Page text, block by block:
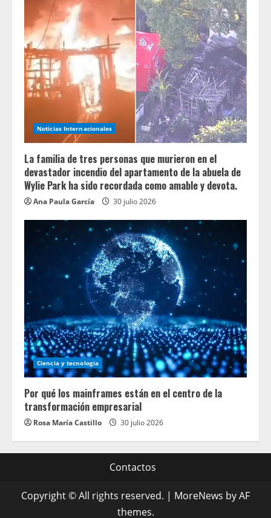
Noticias Internacionales
La familia de tres personas que murieron en el
devastador incendio del apartamento de la abuela de
Wylie Park ha sido recordada como amable y devota.
Ana Paula García 30 julio 2026
Ciencia y tecnologia
Por qué los mainframes están en el centro de la
transformación empresarial
Rosa María Castillo 30 julio 2026
Contactos
Copyright © All rights reserved. | MoreNews by AF
themes.